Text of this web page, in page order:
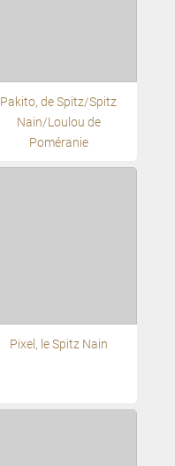
Pakito, de Spitz/Spitz
Nain/Loulou de
Poméranie
Pixel, le Spitz Nain